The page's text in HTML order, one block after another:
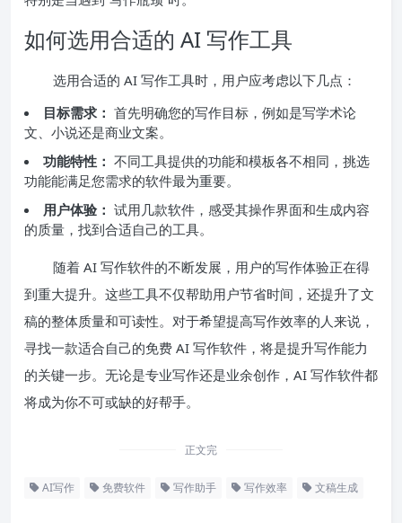
如何选用合适的 AI 写作工具
选用合适的 AI 写作工具时，用户应考虑以下几点：
目标需求： 首先明确您的写作目标，例如是写学术论
文、小说还是商业文案。
功能特性： 不同工具提供的功能和模板各不相同，挑选
功能能满足您需求的软件最为重要。
用户体验： 试用几款软件，感受其操作界面和生成内容
的质量，找到合适自己的工具。
随着 AI 写作软件的不断发展，用户的写作体验正在得
到重大提升。这些工具不仅帮助用户节省时间，还提升了文
稿的整体质量和可读性。对于希望提高写作效率的人来说，
寻找一款适合自己的免费 AI 写作软件，将是提升写作能力
的关键一步。无论是专业写作还是业余创作，AI 写作软件都
将成为你不可或缺的好帮手。
正文完
AI写作 免费软件 写作助手 写作效率 文稿生成